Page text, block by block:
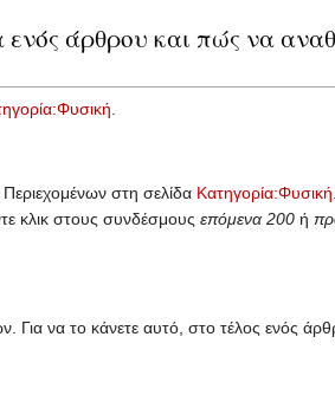
άρθρου και πώς να
.
στη σελίδα Κατηγορία:Φυσική
κλικ στους συνδέσμους επόμενα 200 ή
Για να το κάνετε αυτό, στο τέλος ενός